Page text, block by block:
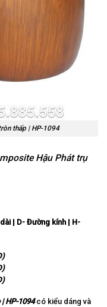
thấp | HP-1094
Hậu Phát trụ
ài | D- Đường kính | H-
HP-1094có kiểu dáng và